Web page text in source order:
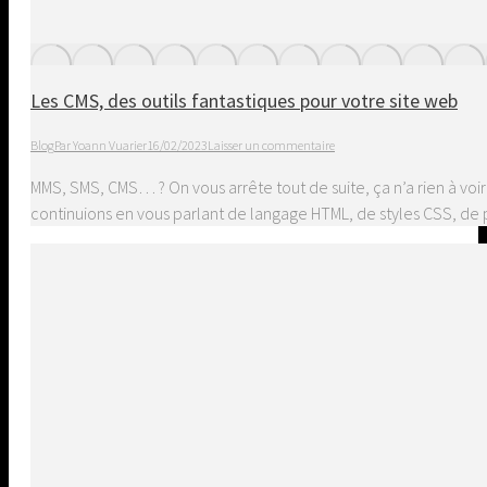
Les CMS, des outils fantastiques pour votre site web
BlogParYoann Vuarier16/02/2023Laisser un commentaire
MMS, SMS, CMS… ? On vous arrête tout de suite, ça n’a rien à
continuions en vous parlant de langage HTML, de styles CSS,